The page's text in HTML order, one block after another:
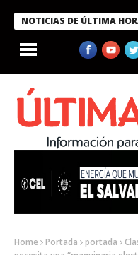
NOTICIAS DE ÚLTIMA
condecora a
Home Portada portada